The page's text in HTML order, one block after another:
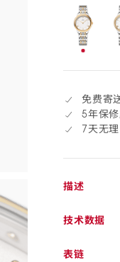
选
免费寄
5年保
7天无
描述
技术数据
表链